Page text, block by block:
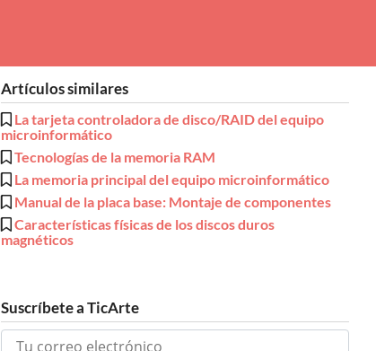
Artículos similares
La tarjeta controladora de disco/RAID del equipo
microinformático
Tecnologías de la memoria RAM
La memoria principal del equipo microinformático
Manual de la placa base: Montaje de componentes
Características físicas de los discos duros
magnéticos
Suscríbete a TicArte